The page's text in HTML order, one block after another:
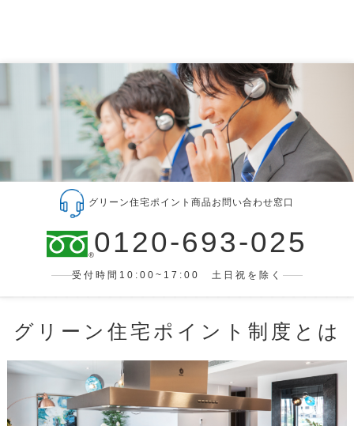
グリーン住宅ポイント商品お問い合わせ窓口
0120-693-025
受付時間10:00~17:00 土日祝を除く
グリーン住宅ポイント制度とは